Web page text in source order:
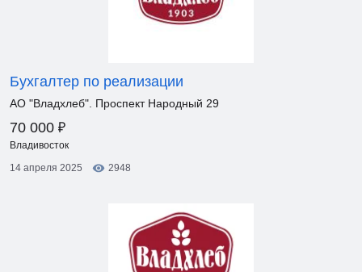
Бухгалтер по реализации
АО "Владхлеб". Проспект Народный 29
70 000 ₽
Владивосток
14 апреля 2025
2948